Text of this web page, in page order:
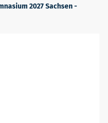
2027 Sachsen -